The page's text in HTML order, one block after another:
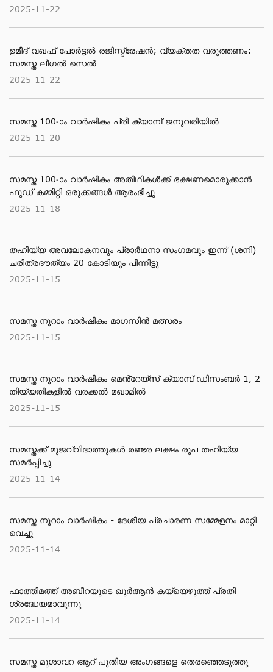
2025-11-22
ഉമീദ് വഖഫ് പോർട്ടൽ രജിസ്ട്രേഷൻ; വ്യക്തത വരുത്തണം:
സമസ്ത ലീഗൽ സെൽ
2025-11-22
സമസ്ത 100-ാം വാര്‍ഷികം പ്രീ ക്യാമ്പ് ജനുവരിയില്‍
2025-11-20
സമസ്ത 100-ാം വാര്‍ഷികം അതിഥികള്‍ക്ക് ഭക്ഷണമൊരുക്കാന്‍
ഫുഡ് കമ്മിറ്റി ഒരുക്കങ്ങള്‍ ആരംഭിച്ചു
2025-11-18
തഹിയ്യ അവലോകനവും പ്രാര്‍ഥനാ സംഗമവും ഇന്ന് (ശനി)
ചരിത്രദൗത്യം 20 കോടിയും പിന്നിട്ടു
2025-11-15
സമസ്ത നൂറാം വാർഷികം മാഗസിൻ മത്സരം
2025-11-15
സമസ്ത നൂറാം വാര്‍ഷികം മെൻ്റേയ്സ് ക്യാമ്പ് ഡിസംബര്‍ 1, 2
തിയ്യതികളില്‍ വരക്കല്‍ മഖാമില്‍
2025-11-15
സമസ്തക്ക് മുജവ്വിദാത്തുകൾ രണ്ടര ലക്ഷം രൂപ തഹിയ്യ
സമർപ്പിച്ചു
2025-11-14
സമസ്ത നൂറാം വാര്‍ഷികം - ദേശീയ പ്രചാരണ സമ്മേളനം മാറ്റി
വെച്ചു
2025-11-14
ഫാത്തിമത്ത് അബീറയുടെ ഖുര്‍ആന്‍ കയ്യെഴുത്ത് പ്രതി
ശ്രദ്ധേയമാവുന്നു
2025-11-14
സമസ്ത മുശാവറ ആറ് പുതിയ അംഗങ്ങളെ തെരഞ്ഞെടുത്തു